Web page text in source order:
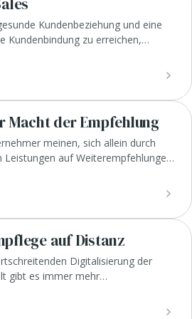
Kundentypen es gibt, warum es
zu kennen.
Kundenbeziehung und eine
Kundenbindung zu erreichen,
Kund*innen nach dem ersten Kauf:
Maßnahmen des After Sales
Macht der Empfehlung
meinen, sich allein durch
Leistungen auf Weiterempfehlungen
Kundenbetreuung und
enorme Vorteile bringen
Du hier. auf Distanz
Digitalisierung der
gibt es immer mehr